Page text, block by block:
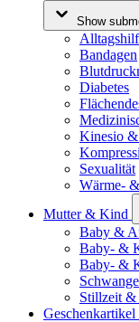
Show
Bandagen
Diabetes
Kinesio &
Sexualität
Wärme-
Mutter & Kind
Baby &
Baby- &
Baby- &
Stillzeit &